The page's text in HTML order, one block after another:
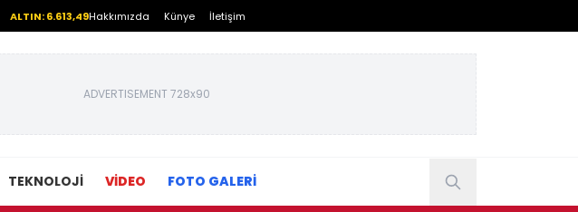
ALTIN: 6.613,49Hakkımızda Künye İletişim
ADVERTISEMENT 728x90
TEKNOLOJI VİDEO FOTO GALERİ